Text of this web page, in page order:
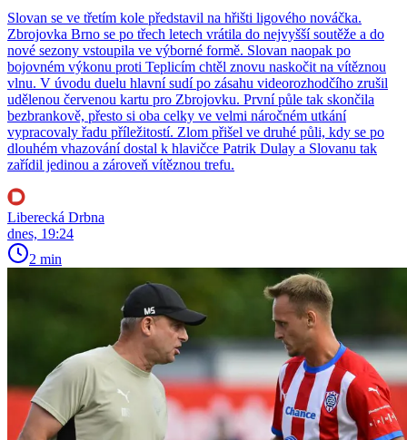
Slovan se ve třetím kole představil na hřišti ligového nováčka.
Zbrojovka Brno se po třech letech vrátila do nejvyšší soutěže a do
nové sezony vstoupila ve výborné formě. Slovan naopak po
bojovném výkonu proti Teplicím chtěl znovu naskočit na vítěznou
vlnu. V úvodu duelu hlavní sudí po zásahu videorozhodčího zrušil
udělenou červenou kartu pro Zbrojovku. První půle tak skončila
bezbrankově, přesto si oba celky ve velmi náročném utkání
vypracovaly řadu příležitostí. Zlom přišel ve druhé půli, kdy se po
dlouhém vhazování dostal k hlavičce Patrik Dulay a Slovanu tak
zařídil jedinou a zároveň vítěznou trefu.
Liberecká Drbna
dnes, 19:24
2 min